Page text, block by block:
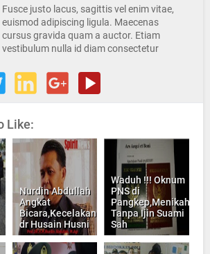
Fusce justo lacus, sagittis vel enim vitae,
euismod adipiscing ligula. Maecenas
cursus gravida quam a auctor. Etiam
vestibulum nulla id diam consectetur
Like:
Nurdin Abdullah
Angkat
Bicara,Kecelakan
dr Husain Husni
Waduh !!! Oknum
PNS di
Pangkep,Menikah
Tanpa Ijin Suami
Sah